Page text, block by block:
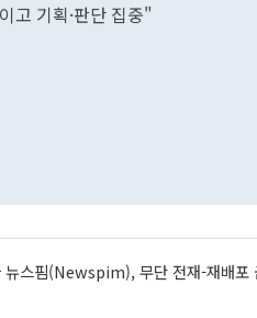
고 기획·판단 집중"
뉴스핌(Newspim), 무단 전재-재배포